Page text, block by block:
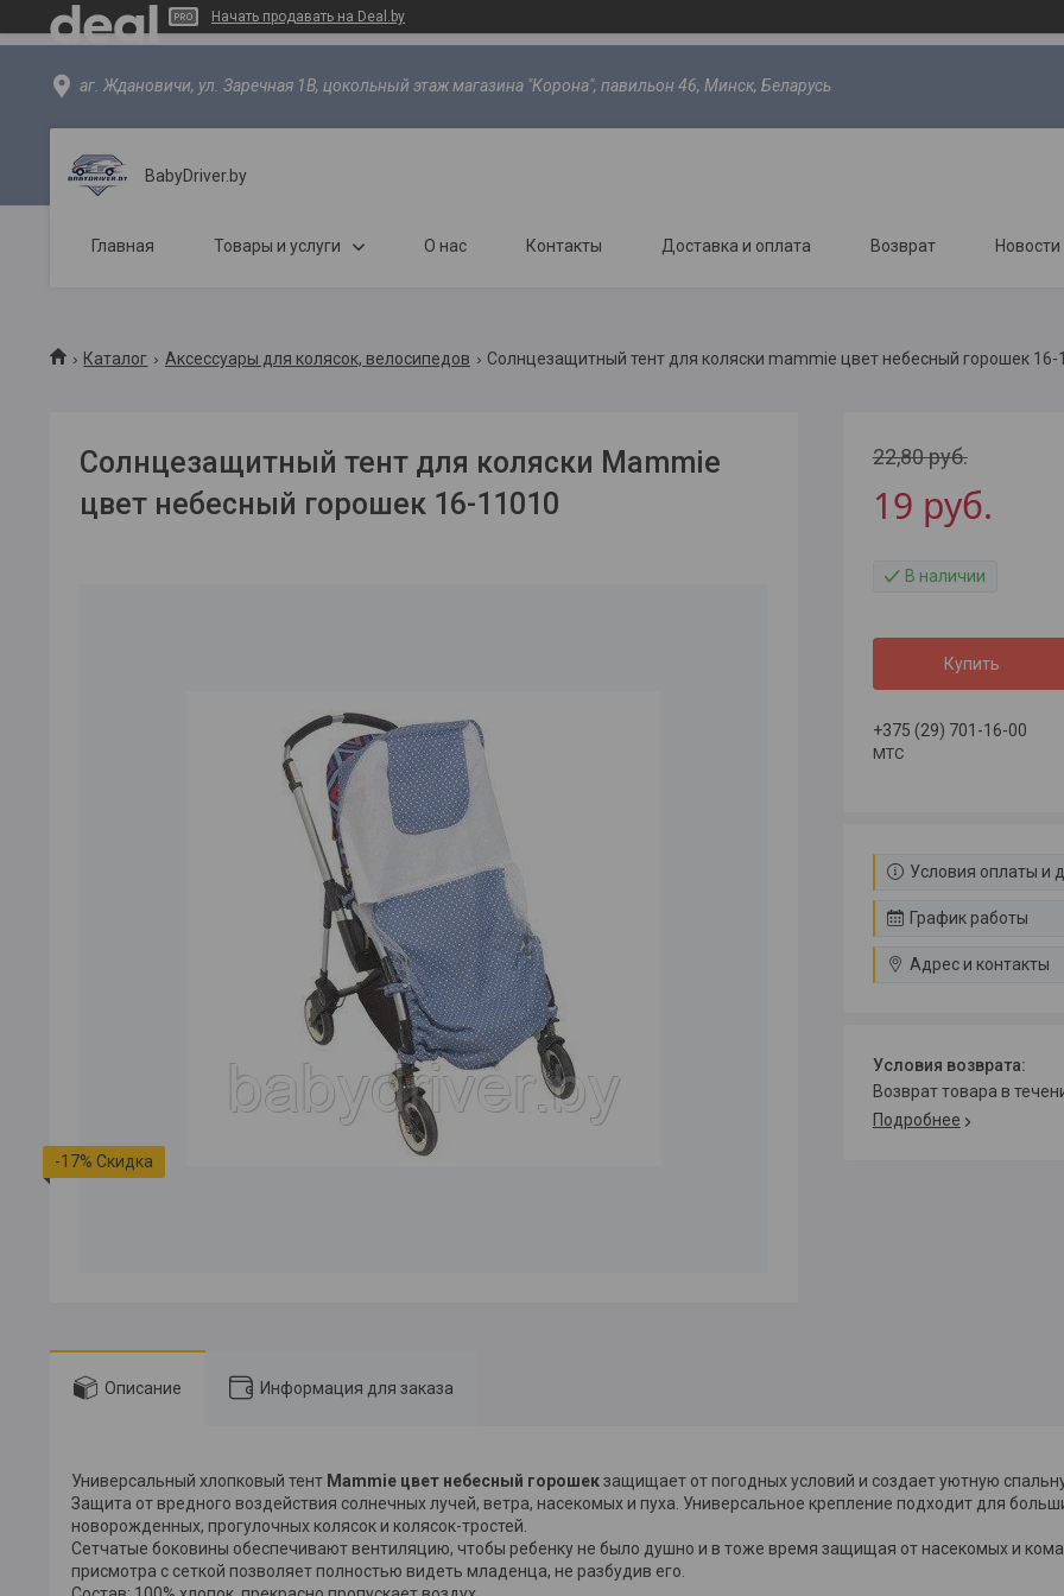
Начать продавать на Deal.by
аг. Ждановичи, ул. Заречная 1В, цокольный этаж магазина "Корона", павильон 46, Минск, Беларусь
BabyDriver.by
Главная Товары и услуги О нас Контакты Доставка и оплата Возврат Новости
Каталог Аксессуары для колясок, велосипедов Солнцезащитный тент для коляски mammie цвет небесный горошек 16-
Солнцезащитный тент для коляски Mammie
цвет небесный горошек 16-11010
-17%
22,80руб.
19 руб.
В наличии
Купить
+375 (29) 701-16-00
МТС
Условия оплаты и
График работы
Адрес и контакты
возврат товара в
Подробнее
Описание Информация для заказа
Универсальный хлопковый тент Mammie цвет небесный горошекзащищает от погодных условий и создает уютную
Защита от вредного воздействия солнечных лучей, ветра, насекомых и пуха. Универсальное крепление подходит для
новорожденных, прогулочных колясок и колясок-тростей.
Сетчатые боковины обеспечивают вентиляцию, чтобы ребенку не было душно и в тоже время защищая от насекомых и
присмотра с сеткой позволяет полностью видеть младенца, не разбудив его.